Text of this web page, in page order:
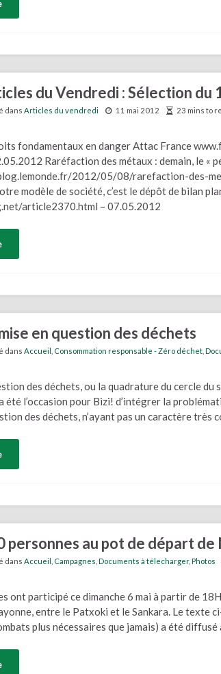
du Vendredi : Sélection du
dans Articles du vendredi 11 mai 2012 23 mins to
fondamentaux en danger Attac France
Raréfaction des métaux : demain, le «
2012/05/08/rarefaction-des-
modèle de société, c’est le dépôt de bilan
article2370.html – 07.05.2012
en question des déchets
dans Accueil Consommation responsable - Zéro déchet
des déchets, ou la quadrature du cercle
été l’occasion pour Bizi! d’intégrer la
des déchets, n’ayant pas un caractère très
personnes au pot de départ
dans Accueil Campagnes Documents à télecharger, Photos
ont participé ce dimanche 6 mai à partir de
entre le Patxoki et le Sankara. Le texte
plus nécessaires que jamais) a été diffusé